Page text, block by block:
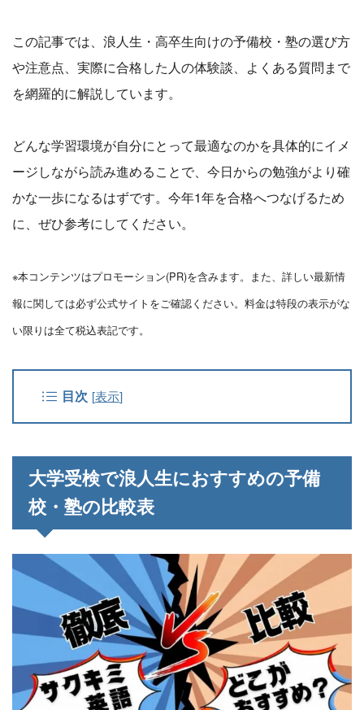
この記事では、浪人生・高卒生向けの予備校・塾の選び方
や注意点、実際に合格した人の体験談、よくある質問まで
を網羅的に解説しています。
どんな学習環境が自分にとって最適なのかを具体的にイメ
ージしながら読み進めることで、今日からの勉強がより確
かな一歩になるはずです。今年1年を合格へつなげるため
に、ぜひ参考にしてください。
※本コンテンツはプロモーション(PR)を含みます。また、詳しい最新情
報に関しては必ず公式サイトをご確認ください。料金は特段の表示がな
い限りは全て税込表記です。
目次 [表示]
大学受検で浪人生におすすめの予備
校・塾の比較表